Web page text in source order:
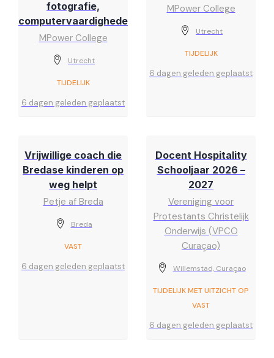
fotografie,
computervaardigheden)
MPower College
Utrecht
TIJDELIJK
6 dagen geleden geplaatst
MPower College
Utrecht
TIJDELIJK
6 dagen geleden geplaatst
Vrijwillige coach die
Bredase kinderen op
weg helpt
Petje af Breda
Breda
VAST
6 dagen geleden geplaatst
Docent Hospitality
Schooljaar 2026 –
2027
Vereniging voor
Protestants Christelijk
Onderwijs (VPCO
Curaçao)
Willemstad, Curaçao
TIJDELIJK MET UITZICHT OP
VAST
6 dagen geleden geplaatst